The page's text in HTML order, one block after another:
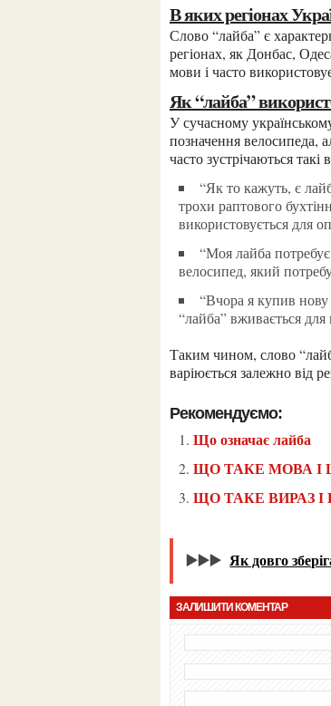
В яких регіонах
Слово “лайба” є характерним для сходу і півдня України. Його можна почути в таких
регіонах, як Донбас,
мови і часто
Як “лайба”
У сучасному українському контексті слово “лайба” може використовуватися не тільки для
позначення велосипеда,
часто зустрічаються
“Як то кажуть, є лайба – є контент. Сьогодні огляд авдіївської велоінфраструктури і
трохи раптового
використовується для
“Моя лайба потребує ремонту після довгої поїздки.” — тут термін “лайба” означає
велосипед, який
“Вчора я купив нову лайбу, тепер готовий до велопоходів.” — у цьому прикладі слово
“лайба” вживається
Таким чином, слово “лайба” має цікаве походження і широке використання в Україні, яке
варіюється залежно від
Рекомендуємо:
Що означає лайба
ЩО ТАКЕ МОВА
ЩО ТАКЕ ВИРАЗ
▶️▶️▶️ Як довго
ЗАЛИШИТИ КОМЕНТАР